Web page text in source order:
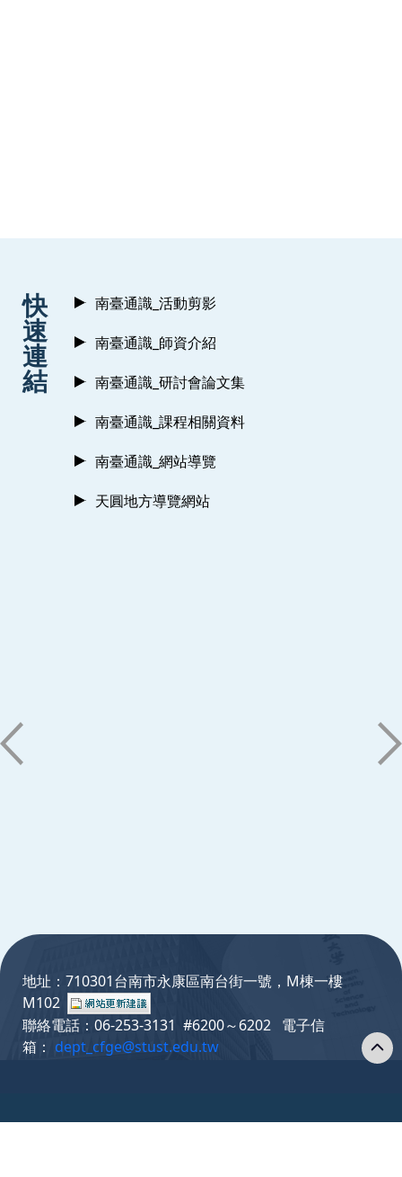
快
速
連
結
南臺通識_活動剪影
南臺通識_師資介紹
南臺通識_研討會論文集
南臺通識_課程相關資料
南臺通識_網站導覽
天圓地方導覽網站
地址：710301台南市永康區南台街一號，M棟一樓
M102
聯絡電話：06-253-3131 #6200～6202 電子信
箱： dept_cfge@stust.edu.tw